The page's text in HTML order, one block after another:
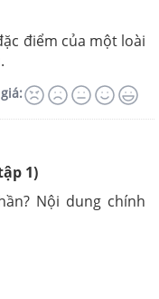
điểm của một loài
1)
Nội dung chính